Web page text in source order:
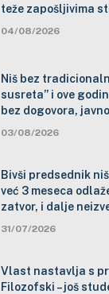
teže zapošljivima
04/08/2026
Niš bez
susreta” i ove
bez dogovora,
03/08/2026
Bivši predsednik
već 3 meseca
zatvor, i dalje
31/07/2026
Vlast nastavlja s
Filozofski – još